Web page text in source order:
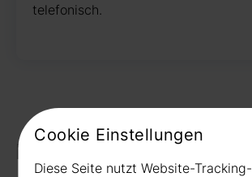
telefonisch.
Kontakt
Cookie Einstellungen
Diese Seite nutzt Website-Tracking-